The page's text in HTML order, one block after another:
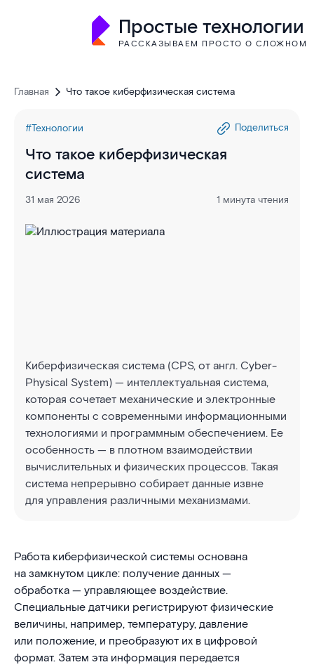
Простые технологии
РАССКАЗЫВАЕМ ПРОСТО О СЛОЖНОМ
Главная Что такое киберфизическая система
#Технологии Поделиться
Что такое киберфизическая
система
31 мая 2026 1 минута чтения
Киберфизическая система (CPS, от англ. Cyber-
Physical System) — интеллектуальная система,
которая сочетает механические и электронные
компоненты с современными информационными
технологиями и программным обеспечением. Ее
особенность — в плотном взаимодействии
вычислительных и физических процессов. Такая
система непрерывно собирает данные извне
для управления различными механизмами.
Работа киберфизической системы основана
на замкнутом цикле: получение данных —
обработка — управляющее воздействие.
Специальные датчики регистрируют физические
величины, например, температуру, давление
или положение, и преобразуют их в цифровой
формат. Затем эта информация передается